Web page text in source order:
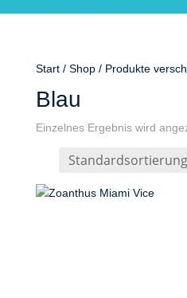
Start/ Shop/ Produkte
Blau
Einzelnes Ergebnis wird